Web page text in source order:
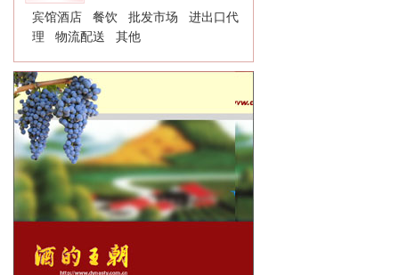
宾馆酒店
餐饮 批发市场
进出口代
理
物流配送 其他